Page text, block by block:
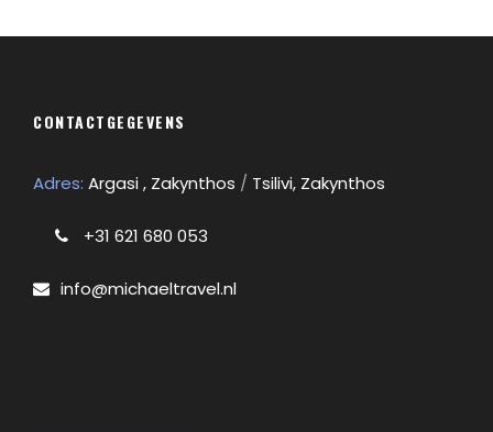
CONTACTGEGEVENS
Adres: Argasi , Zakynthos / Tsilivi, Zakynthos
+31 621 680 053
info@michaeltravel.nl